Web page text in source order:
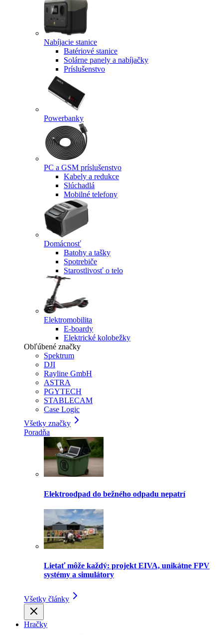
Nabíjacie stanice
Batériové stanice
Solárne panely a nabíjačky
Príslušenstvo
Powerbanky
PC a GSM príslušenstvo
Kabely a redukce
Slúchadlá
Mobilné telefony
Domácnosť
Batohy a tašky
Spotrebiče
Starostlivosť o telo
Elektromobilita
E-boardy
Elektrické kolobežky
Obľúbené značky
Spektrum
DJI
Rayline GmbH
ASTRA
PGYTECH
STABLECAM
Case Logic
Všetky značky
Poradňa
Elektroodpad do bežného odpadu nepatrí
Lietať môže každý: projekt EIVA, unikátne FPV
systémy a simulátory
Všetky články
Hračky